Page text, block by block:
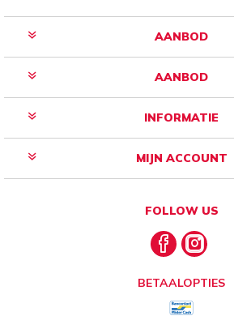
AANBOD
AANBOD
INFORMATIE
MIJN ACCOUNT
FOLLOW US
BETAALOPTIES